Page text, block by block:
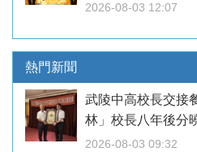
2026-08-03 12:07
熱門新聞
武陵中高校長交
林」校長八年後分
2026-08-03 09:32